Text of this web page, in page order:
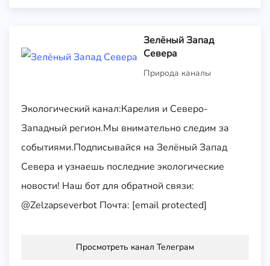
Зелёный Запад
Севера
Природа каналы
Экологический канал:Карелия и Северо-
Западный регион.Мы внимательно следим за
событиями.Подписывайся на Зелёный Запад
Севера и узнаешь последние экологические
новости! Наш бот для обратной связи:
@Zelzapseverbot Почта: [email protected]
Просмотреть канал Телеграм